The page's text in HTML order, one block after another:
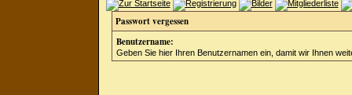
Passwort vergessen
Benutzername:
Geben Sie hier Ihren Benutzernamen ein, damit wir Ihnen